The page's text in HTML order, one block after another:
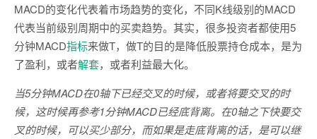
MACD的变化代表着市场趋势的变化，不同K线级别的MACD
代表当前级别周期中的买卖趋势。其实，很多投资者都使用5
分钟MACD指标来做T，做T的目的是降低股票持仓成本，是为
了盈利，或者解套，或者利益最大化。
当5分钟MACD在0轴下已经交叉的时候，或者将要交叉的时
候，这时候再参考1分钟MACD已经底背离。在0轴之下快要交
叉的时候，可以买少部分，而如果是走底背离的话，是可以继